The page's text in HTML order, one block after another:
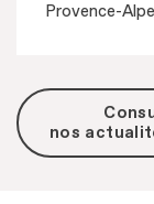
Provence-
nos